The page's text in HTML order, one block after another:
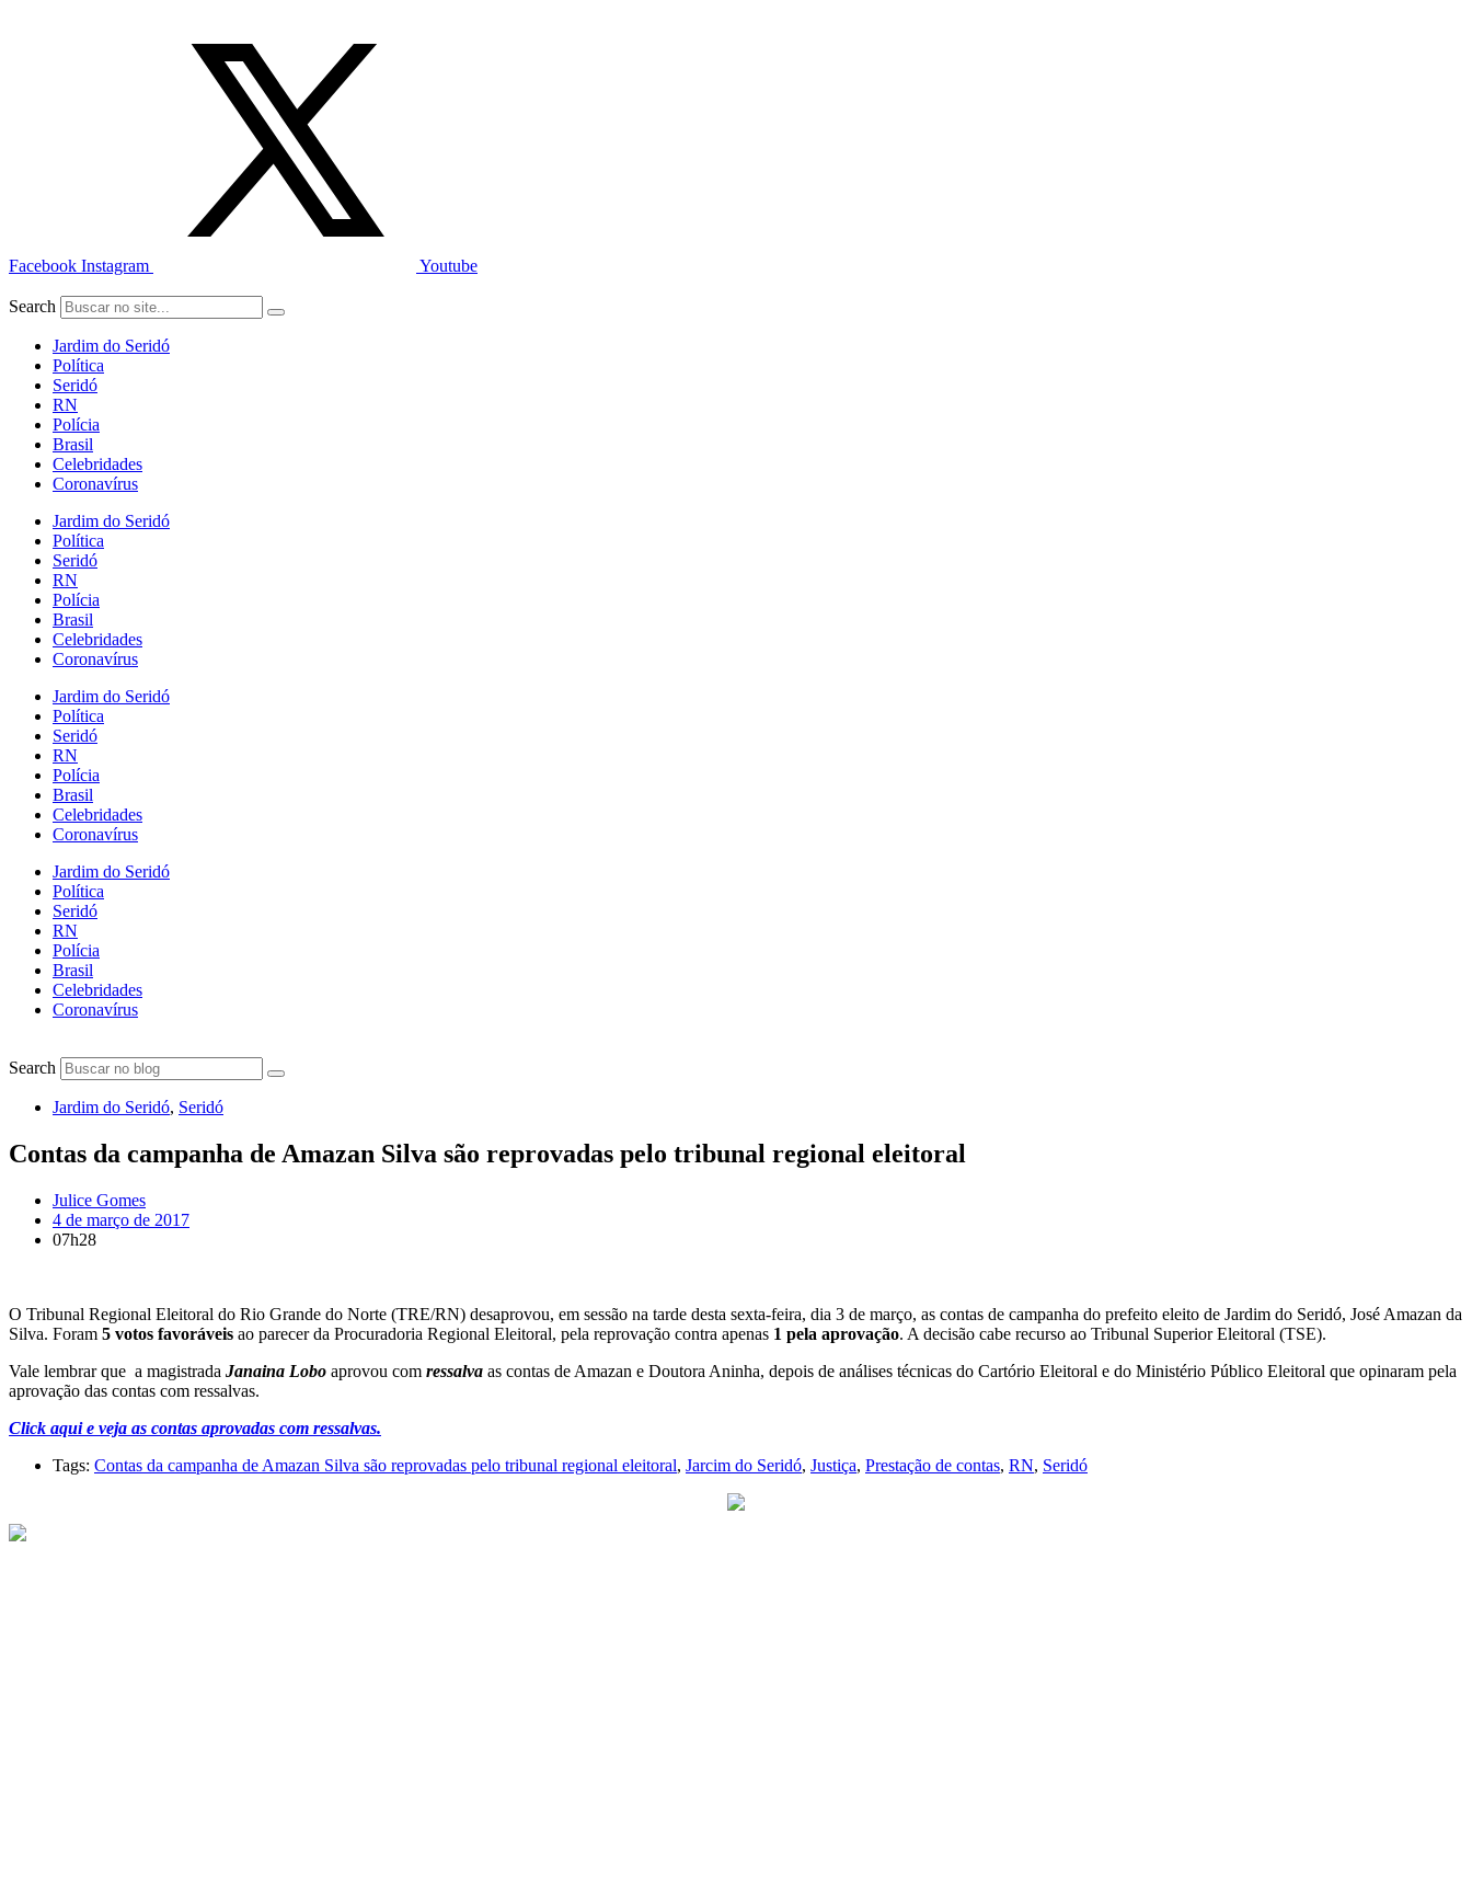
Facebook Instagram Youtube
Search
Jardim do Seridó
Política
Seridó
RN
Polícia
Brasil
Celebridades
Coronavírus
Jardim do Seridó
Política
Seridó
RN
Polícia
Brasil
Celebridades
Coronavírus
Jardim do Seridó
Política
Seridó
RN
Polícia
Brasil
Celebridades
Coronavírus
Jardim do Seridó
Política
Seridó
RN
Polícia
Brasil
Celebridades
Coronavírus
Search
Jardim do Seridó, Seridó
Contas da campanha de Amazan Silva são reprovadas pelo tribunal regional eleitoral
Julice Gomes
4 de março de 2017
07h28
O Tribunal Regional Eleitoral do Rio Grande do Norte (TRE/RN) desaprovou, em sessão na tarde desta sexta-feira, dia 3 de março, as contas de campanha do prefeito eleito de Jardim do Seridó, José Amazan da
Silva. Foram 5 votos favoráveis ao parecer da Procuradoria Regional Eleitoral, pela reprovação contra apenas 1 pela aprovação. A decisão cabe recurso ao Tribunal Superior Eleitoral (TSE).
Vale lembrar que a magistrada Janaina Lobo aprovou com ressalva as contas de Amazan e Doutora Aninha, depois de análises técnicas do Cartório Eleitoral e do Ministério Público Eleitoral que opinaram pela
aprovação das contas com ressalvas.
Click aqui e veja as contas aprovadas com ressalvas.
Tags: Contas da campanha de Amazan Silva são reprovadas pelo tribunal regional eleitoral, Jarcim do Seridó, Justiça, Prestação de contas, RN, Seridó